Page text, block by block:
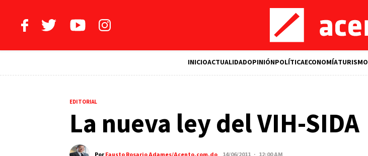
INICIOACTUALIDADOPINIÓNPOLÍTICAECONOMÍATURISMO
EDITORIAL
La nueva ley del VIH-SIDA